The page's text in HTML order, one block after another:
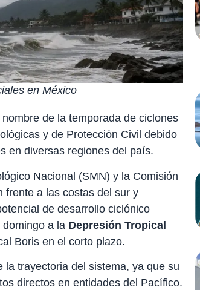
en México
de la temporada de ciclones
y de Protección Civil debido
en diversas regiones del país.
Nacional (SMN) y la Comisión
frente a las costas del sur y
de desarrollo ciclónico
a la Depresión Tropical
Boris en el corto plazo.
trayectoria del sistema, ya que su
directos en entidades del Pacífico.